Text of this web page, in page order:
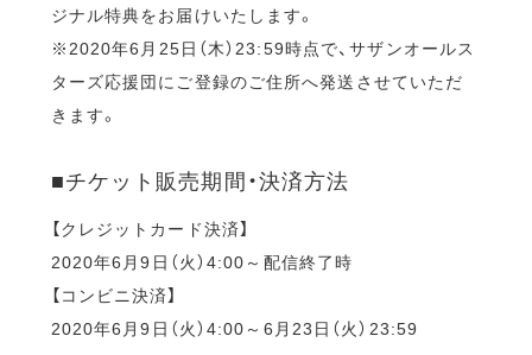
ジナル特典をお届けいたします。
※2020年6月25日（木）23:59時点で、サザンオールス
ターズ応援団にご登録のご住所へ発送させていただ
きます。
■チケット販売期間・決済方法
【クレジットカード決済】
2020年6月9日（火）4:00～配信終了時
【コンビニ決済】
2020年6月9日（火）4:00～6月23日（火）23:59